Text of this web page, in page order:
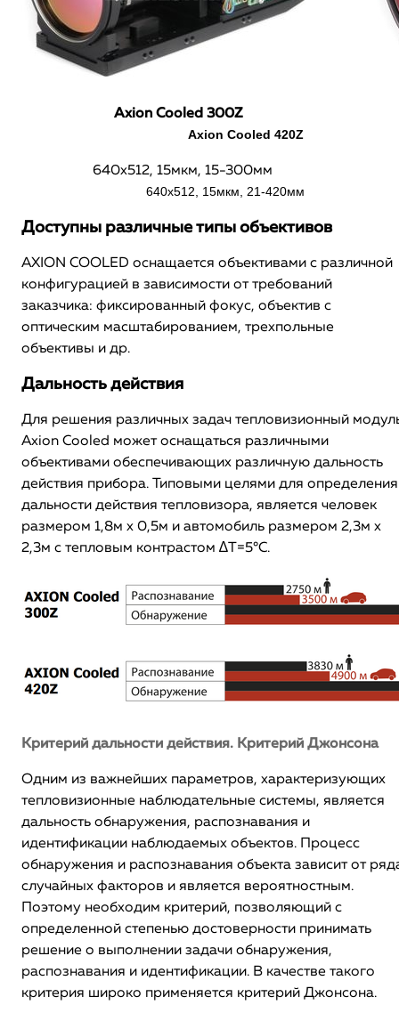
Axion Cooled 300Z
Axion Cooled 420Z
640x512, 15мкм, 15-
640x512, 15мкм, 21-420мм
Доступны различные типы объективов
AXION COOLED оснащается объективами с различной
конфигурацией в зависимости от требований
заказчика: фиксированный фокус, объектив с
оптическим масштабированием, трехпольные
объективы и др.
Дальность действия
Для решения различных задач тепловизионный
Axion Cooled может оснащаться различными
объективами обеспечивающих различную дальность
действия прибора. Типовыми целями для определения
дальности действия тепловизора, является человек
размером 1,8м х 0,5м и автомобиль размером 2,3м х
2,3м c тепловым контрастом ∆T=5°C.
Критерий дальности действия. Критерий Джонсона
Одним из важнейших параметров, характеризующих
тепловизионные наблюдательные системы, является
дальность обнаружения, распознавания и
идентификации наблюдаемых объектов. Процесс
обнаружения и распознавания объекта зависит от
случайных факторов и является вероятностным.
Поэтому необходим критерий, позволяющий с
определенной степенью достоверности принимать
решение о выполнении задачи обнаружения,
распознавания и идентификации. В качестве такого
критерия широко применяется критерий Джонсона.